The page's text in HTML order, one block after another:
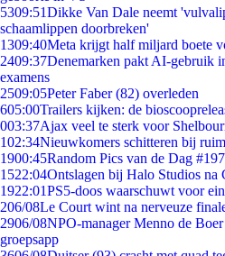
5309:51Dikke Van Dale neemt
schaamlippen doorbreken'
1309:40Meta krijgt half miljard boete
2409:37Denemarken pakt AI-gebruik
examens
2509:05Peter Faber (82) overleden
605:00Trailers kijken: de
003:37Ajax veel te sterk voor
102:34Nieuwkomers schitteren bij
1900:45Random Pics van de Dag
1522:04Ontslagen bij Halo Studios na
1922:01PS5-doos waarschuwt voor
206/08Le Court wint na nerveuze
2906/08NPO-manager Menno de
groepsapp